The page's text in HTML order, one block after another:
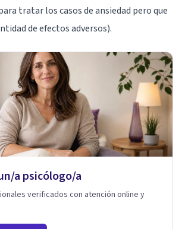
tratar los casos de ansiedad pero que
de efectos adversos).
a psicólogo/a
verificados con atención online y